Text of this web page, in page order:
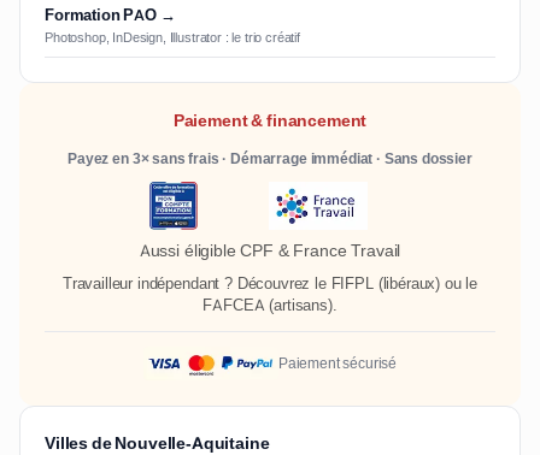
Formation PAO →
Photoshop, InDesign, Illustrator : le trio créatif
Paiement & financement
Payez en 3× sans frais · Démarrage immédiat · Sans dossier
Aussi éligible CPF & France Travail
Travailleur indépendant ? Découvrez le FIFPL(libéraux) ou le
FAFCEA (artisans).
Paiement sécurisé
Villes de Nouvelle-Aquitaine